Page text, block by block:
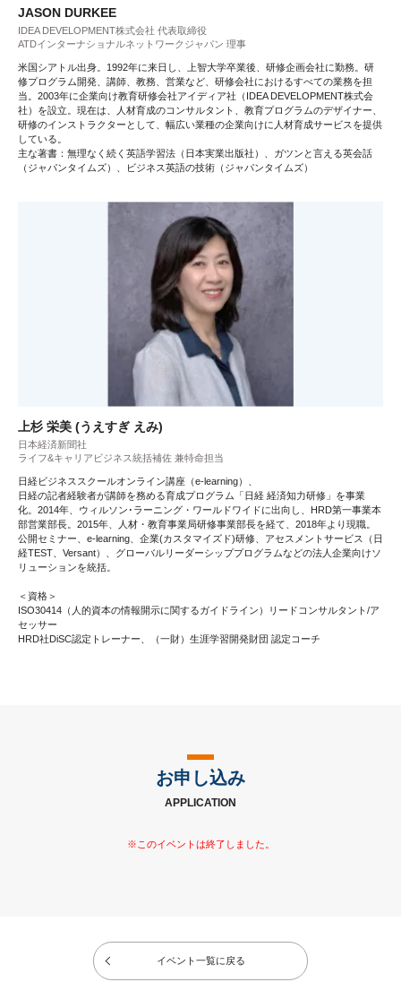
JASON DURKEE
IDEA DEVELOPMENT株式会社 代表取締役
ATDインターナショナルネットワークジャパン 理事
米国シアトル出身。1992年に来日し、上智大学卒業後、研修企画会社に勤務。研
修プログラム開発、講師、教務、営業など、研修会社におけるすべての業務を担
当。2003年に企業向け教育研修会社アイディア社（IDEA DEVELOPMENT株式会
社）を設立。現在は、人材育成のコンサルタント、教育プログラムのデザイナー、
研修のインストラクターとして、幅広い業種の企業向けに人材育成サービスを提供
している。
主な著書：無理なく続く英語学習法（日本実業出版社）、ガツンと言える英会話
（ジャパンタイムズ）、ビジネス英語の技術（ジャパンタイムズ）
上杉 栄美 (うえすぎ えみ)
日本経済新聞社
ライフ&キャリアビジネス統括補佐 兼特命担当
日経ビジネススクールオンライン講座（e-learning）、
日経の記者経験者が講師を務める育成プログラム「日経 経済知力研修」を事業
化。2014年、ウィルソン･ラーニング・ワールドワイドに出向し、HRD第一事業本
部営業部長。2015年、人材・教育事業局研修事業部長を経て、2018年より現職。
公開セミナー、e-learning、企業(カスタマイズド)研修、アセスメントサービス（日
経TEST、Versant）、グローバルリーダーシッププログラムなどの法人企業向けソ
リューションを統括。
＜資格＞
ISO30414（人的資本の情報開示に関するガイドライン）リードコンサルタント/ア
セッサー
HRD社DiSC認定トレーナー、（一財）生涯学習開発財団 認定コーチ
お申し込み
APPLICATION
イベント一覧に戻る